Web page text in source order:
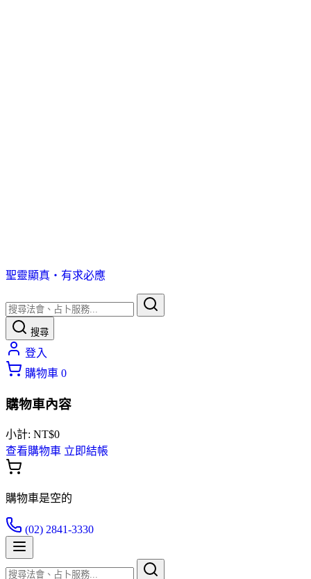
聖靈顯真・有求必應
搜尋
登入
購物車 0
購物車內容
小計: NT$0
查看購物車 立即結帳
購物車是空的
(02) 2841-3330